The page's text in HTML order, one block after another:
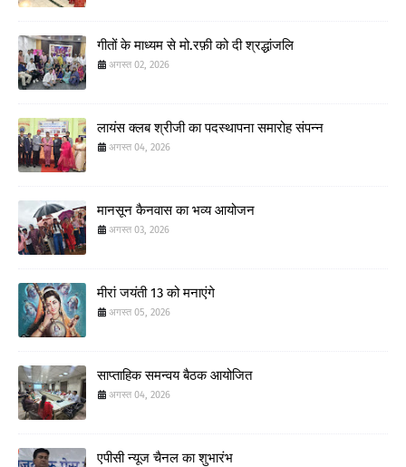
गीतों के माध्यम से मो.रफ़ी को दी श्रद्धांजलि
अगस्त 02, 2026
लायंस क्लब श्रीजी का पदस्थापना समारोह संपन्न
अगस्त 04, 2026
मानसून कैनवास का भव्य आयोजन
अगस्त 03, 2026
मीरां जयंती 13 को मनाएंगे
अगस्त 05, 2026
साप्ताहिक समन्वय बैठक आयोजित
अगस्त 04, 2026
एपीसी न्यूज चैनल का शुभारंभ